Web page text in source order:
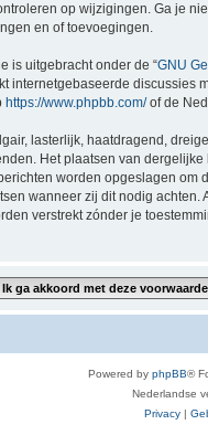
op wijzigingen. Ga je
en of toevoegingen.
is uitgebracht onder de “GNU
internetgebaseerde discussies
https://www.phpbb.com/of de
lasterlijk, haatdragend,
Het plaatsen van
worden opgeslagen
wanneer zij dit nodig
verstrekt zónder je
Powered by phpBB®
Nederlandse
Privacy |